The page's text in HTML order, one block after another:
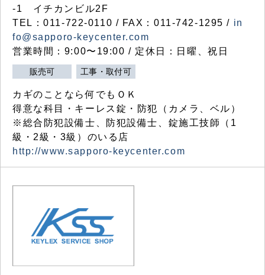
-1 イチカンビル2F
TEL：011-722-0110 / FAX：011-742-1295 / in
fo@sapporo-keycenter.com
営業時間：9:00〜19:00 / 定休日：日曜、祝日
販売可 工事・取付可
カギのことなら何でもＯＫ
得意な科目・キーレス錠・防犯（カメラ、ベル）
※総合防犯設備士、防犯設備士、錠施工技師（1
級・2級・3級）のいる店
http://www.sapporo-keycenter.com